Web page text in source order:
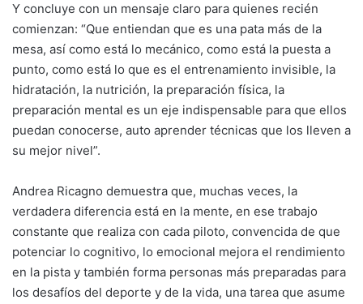
Y concluye con un mensaje claro para quienes recién
comienzan: “Que entiendan que es una pata más de la
mesa, así como está lo mecánico, como está la puesta a
punto, como está lo que es el entrenamiento invisible, la
hidratación, la nutrición, la preparación física, la
preparación mental es un eje indispensable para que ellos
puedan conocerse, auto aprender técnicas que los lleven a
su mejor nivel”.
Andrea Ricagno demuestra que, muchas veces, la
verdadera diferencia está en la mente, en ese trabajo
constante que realiza con cada piloto, convencida de que
potenciar lo cognitivo, lo emocional mejora el rendimiento
en la pista y también forma personas más preparadas para
los desafíos del deporte y de la vida, una tarea que asume